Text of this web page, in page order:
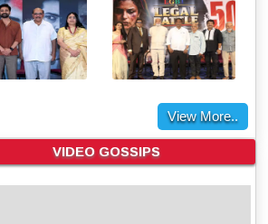
View More..
VIDEO GOSSIPS